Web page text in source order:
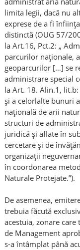
limita legii, dacă nu
exprese de a fi
distinctă (OUG 57/
la Art.16, Pct.2: „
parcurilor naţionale,
geoparcurilor […] se
administrare special
la Art. 18. Alin.1,
şi a celorlalte bunuri
naţională de arii
structuri de
juridică şi aflate în
cercetare şi de
organizaţii
în coordonarea
Naturale Protejate.”).
De asemenea,
trebuia făcută
acestuia, zonare
de Management
s-a întâmplat până